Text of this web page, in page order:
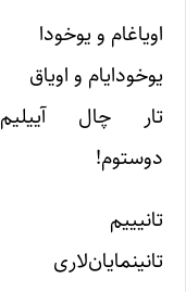
اویاغام و یوخودا
یوخودایام و اویاق
تار چال آییلیم
دوستوم!
تانیییم
تانینمایان‌لاری